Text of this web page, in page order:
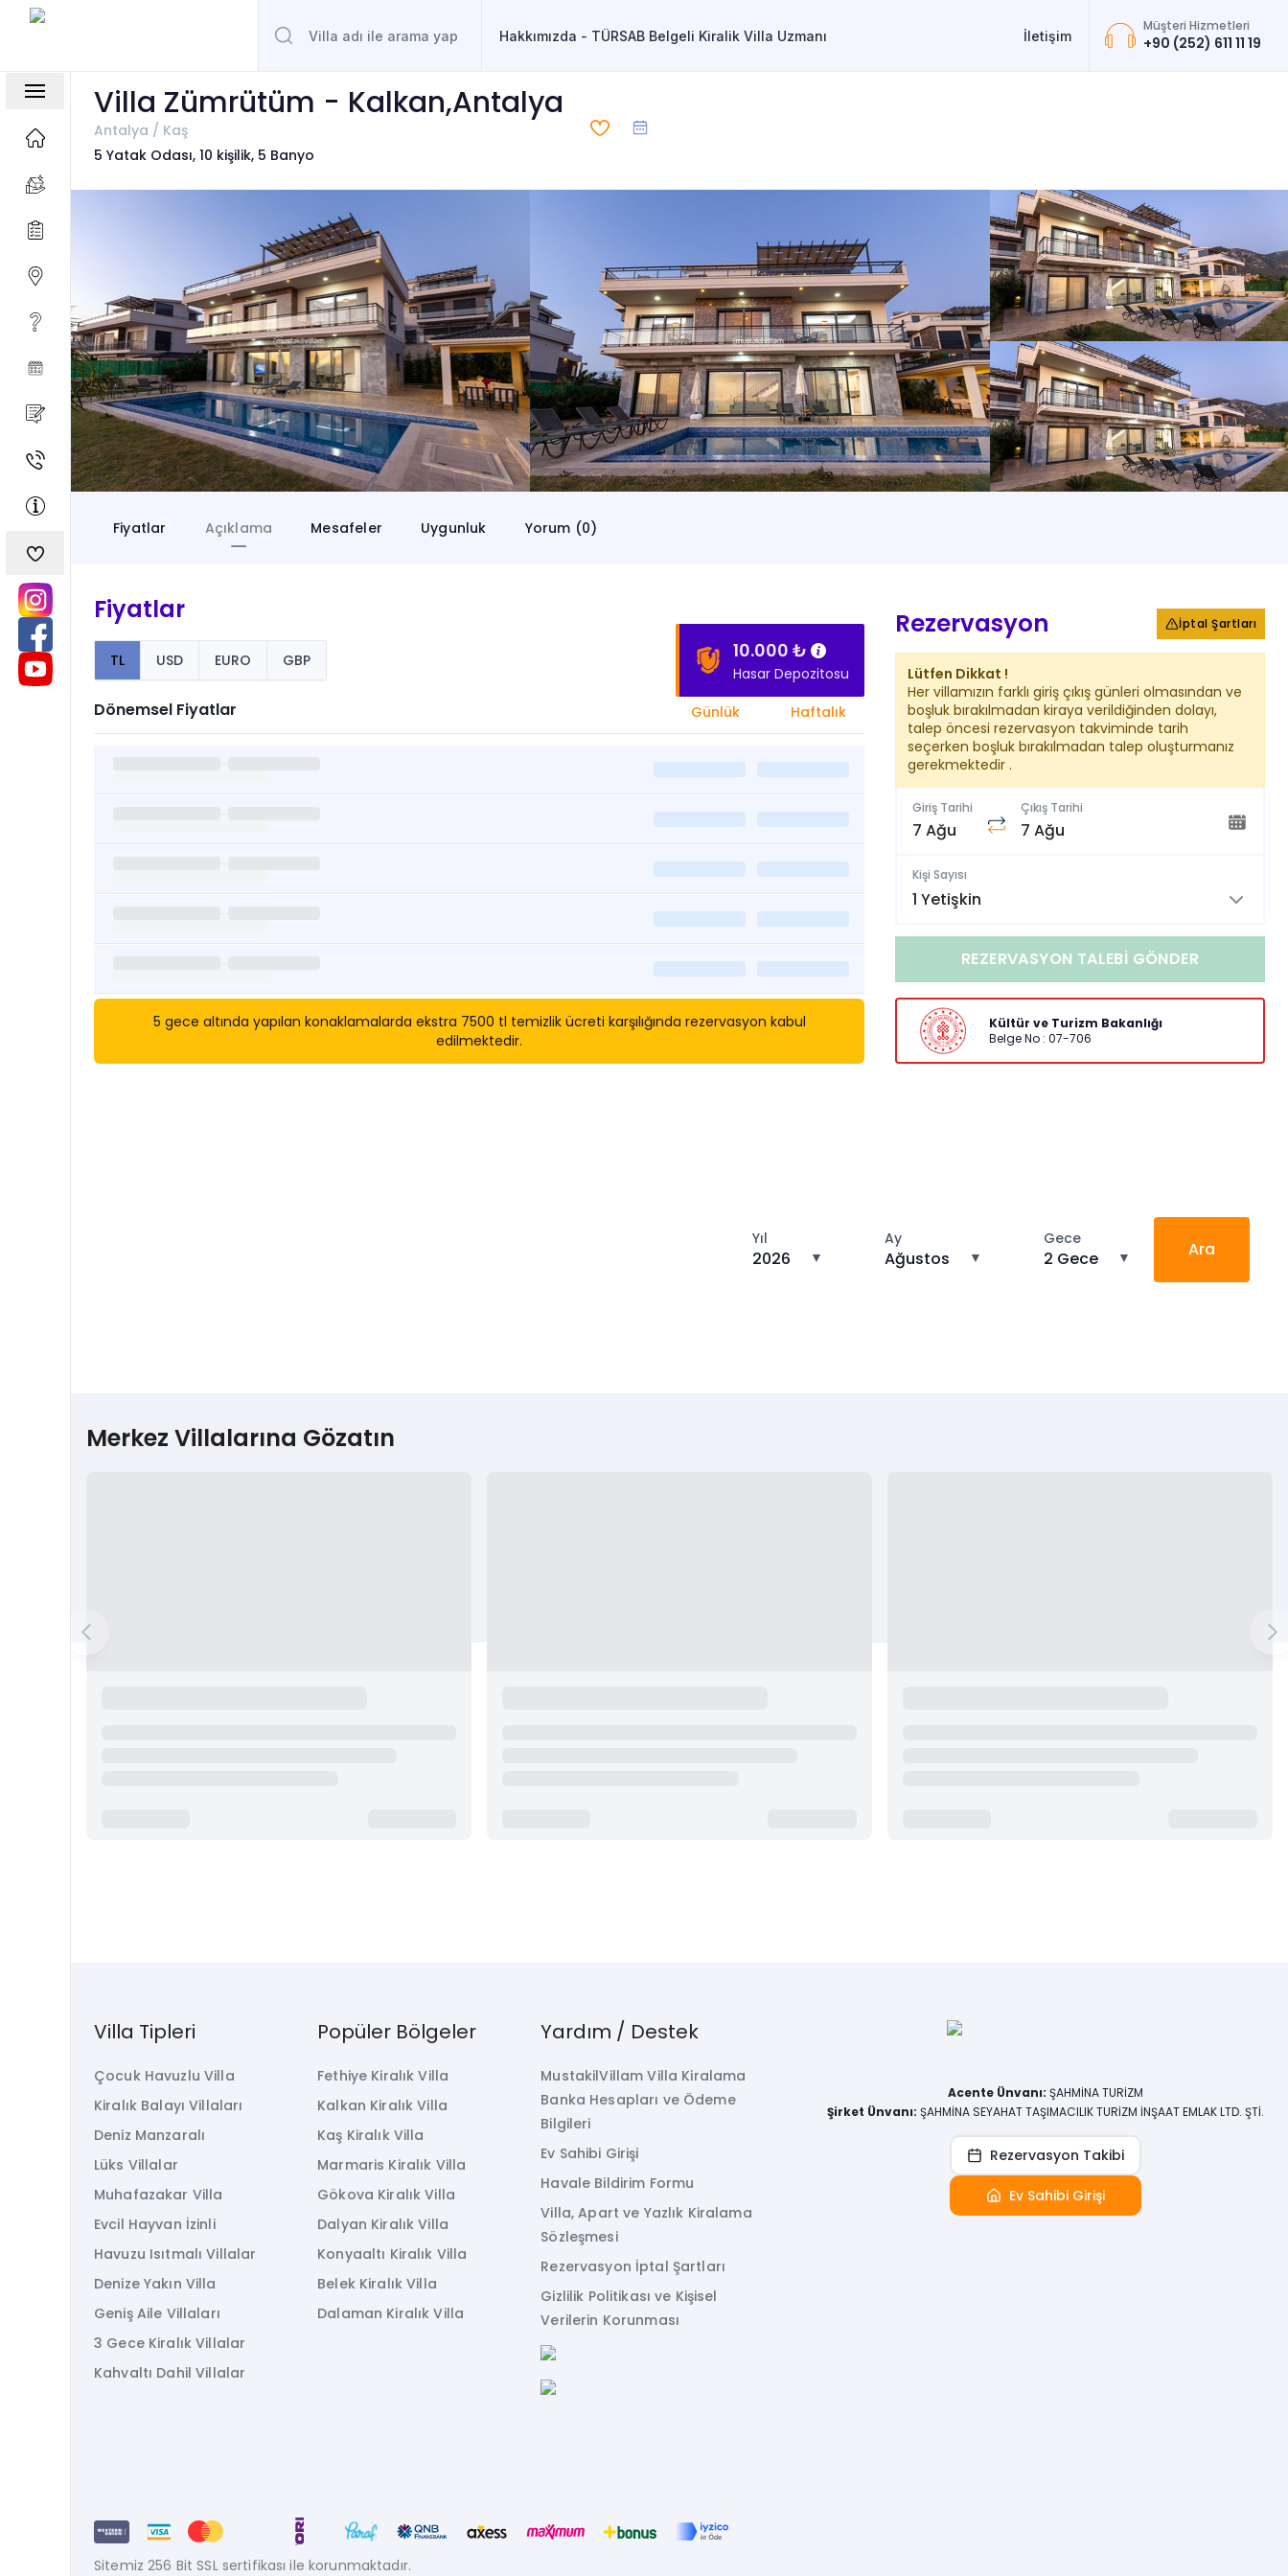
Hakkımızda - TÜRSAB Belgeli Kiralik Villa Uzmanı İletişim
Müşteri Hizmetleri
+90 (252) 611 11 19
Villa Zümrütüm - Kalkan,Antalya
Antalya / Kaş
5 Yatak Odası, 10 kişilik, 5 Banyo
Fiyatlar
Açıklama Mesafeler Uygunluk Yorum (0)
Fiyatlar
TL USD EURO GBP 10.000 ₺
Hasar Depozitosu
Dönemsel Fiyatlar Günlük Haftalık
5 gece altında yapılan konaklamalarda ekstra 7500 tl temizlik ücreti karşılığında rezervasyon kabul
edilmektedir.
Rezervasyon İptal Şartları
Lütfen Dikkat !
Her villamızın farklı giriş çıkış günleri olmasından ve
boşluk bırakılmadan kiraya verildiğinden dolayı,
talep öncesi rezervasyon takviminde tarih
seçerken boşluk bırakılmadan talep oluşturmanız
gerekmektedir .
Giriş Tarihi
7 Ağu
Çıkış Tarihi
7 Ağu
Kişi Sayısı
1 Yetişkin
REZERVASYON TALEBI GÖNDER
Kültür ve Turizm Bakanlığı
Belge No : 07-706
Yıl
2026 ▼
Ay
Ağustos ▼
Gece
2 Gece ▼ Ara
Merkez Villalarına Gözatın
Villa Tipleri
Çocuk Havuzlu Villa
Kiralık Balayı Villaları
Deniz Manzaralı
Lüks Villalar
Muhafazakar Villa
Evcil Hayvan İzinli
Havuzu Isıtmalı Villalar
Denize Yakın Villa
Geniş Aile Villaları
3 Gece Kiralık Villalar
Kahvaltı Dahil Villalar
Popüler Bölgeler
Fethiye Kiralık Villa
Kalkan Kiralık Villa
Kaş Kiralık Villa
Marmaris Kiralık Villa
Gökova Kiralık Villa
Dalyan Kiralık Villa
Konyaaltı Kiralık Villa
Belek Kiralık Villa
Dalaman Kiralık Villa
Yardım / Destek
MustakilVillam Villa Kiralama
Banka Hesapları ve Ödeme
Bilgileri
Ev Sahibi Girişi
Havale Bildirim Formu
Villa, Apart ve Yazlık Kiralama
Sözleşmesi
Rezervasyon İptal Şartları
Gizlilik Politikası ve Kişisel
Verilerin Korunması
Acente Ünvanı: ŞAHMİNA TURİZM
Şirket Ünvanı: ŞAHMİNA SEYAHAT TAŞIMACILIK TURİZM İNŞAAT EMLAK LTD. ŞTİ.
Rezervasyon Takibi
Ev Sahibi Girişi
Sitemiz 256 Bit SSL sertifikası ile korunmaktadır.